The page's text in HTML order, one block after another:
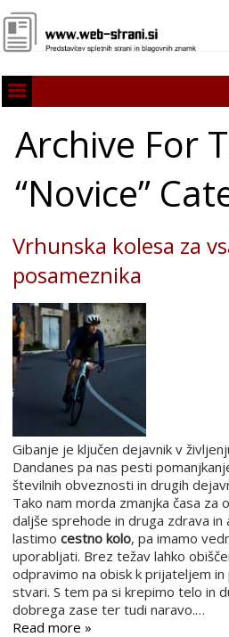
Archive For
“Novice”
Vrhunska kolesa za
posameznika
Gibanje je ključen dejavnik v
Dandanes pa nas pesti
številnih obveznosti in drugih
Tako nam morda zmanjka časa za
daljše sprehode in druga zdrava in
lastimocestno kolo, pa imamo
uporabljati. Brez težav lahko
odpravimo na obisk k prijateljem
stvari. S tem pa si krepimo telo in
dobrega zase ter tudi naravo.…
Read more »